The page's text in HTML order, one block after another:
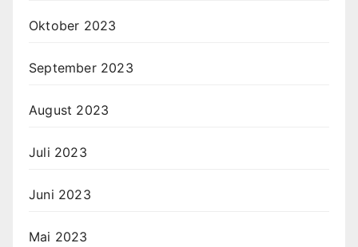
Oktober 2023
September 2023
August 2023
Juli 2023
Juni 2023
Mai 2023